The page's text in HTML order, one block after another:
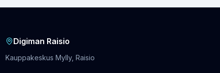
Digiman Raisio
Kauppakeskus Mylly, Raisio